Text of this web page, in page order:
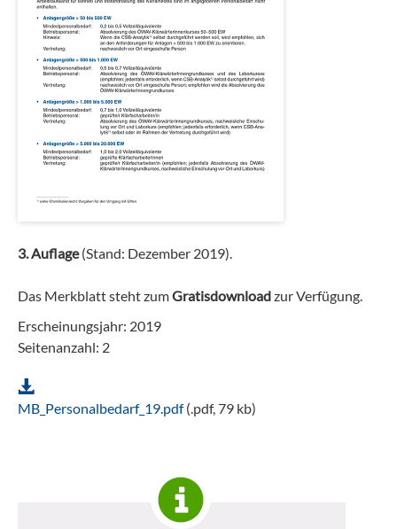
3. Auflage(Stand: Dezember 2019).
Das Merkblatt steht zumGratisdownloadzur Verfügung.
Erscheinungsjahr: 2019
Seitenanzahl: 2
MB_Personalbedarf_19.pdf(.pdf, 79 kb)